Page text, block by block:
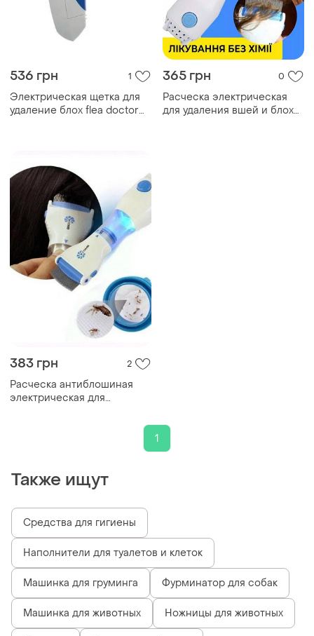
536 грн 1
Электрическая щетка для
удаление блох flea doctor
365 грн 0
Расческа электрическая
для удаления вшей и блох
383 грн 2
Расческа антиблошиная
электрическая для
1
Также ищут
Средства для гигиены
Наполнители для туалетов и клеток
Машинка для груминга Фурминатор для собак
Машинка для животных Ножницы для животных